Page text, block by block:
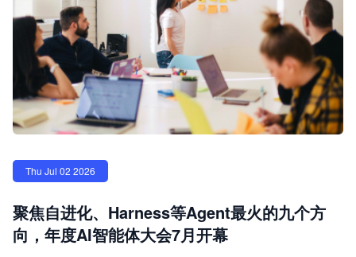
Thu Jul 02 2026
聚焦自进化、Harness等Agent最火的九个方
向，年度AI智能体大会7月开幕